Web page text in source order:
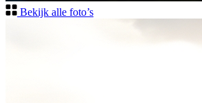
Bekijk alle foto’s